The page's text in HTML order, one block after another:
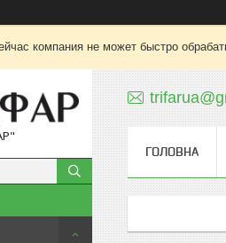
компания не может быстро
ГОЛОВНА